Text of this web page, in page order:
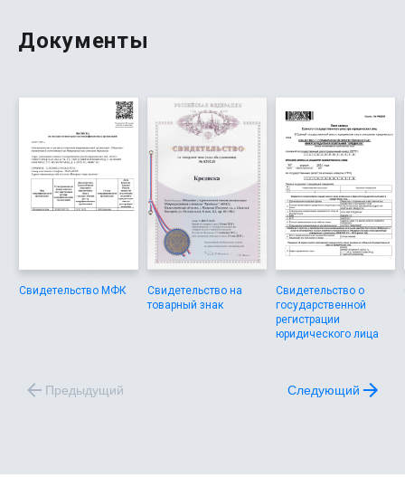
Документы
Свидетельство МФК
Свидетельство на
товарный знак
Свидетельство о
государственной
регистрации
юридического лица
Предыдущий Следующий